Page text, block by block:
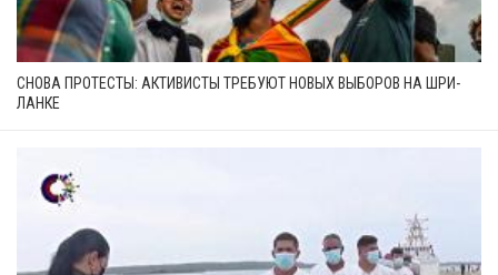
СНОВА ПРОТЕСТЫ: АКТИВИСТЫ ТРЕБУЮТ НОВЫХ ВЫБОРОВ НА ШРИ-
ЛАНКЕ